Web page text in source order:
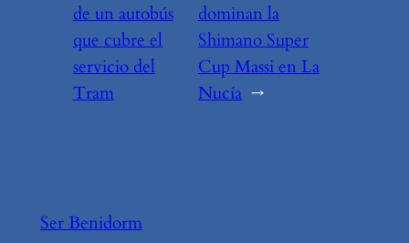
de un autobús
que cubre el
servicio del
Tram
dominan la
Shimano Super
Cup Massi en La
Nucía →
Ser Benidorm